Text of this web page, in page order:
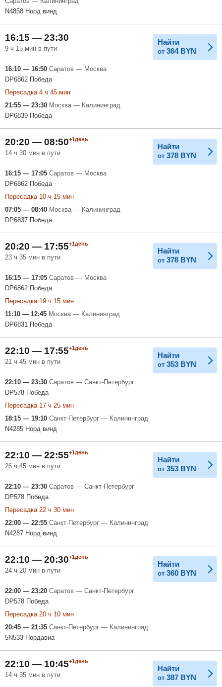
N4858 Норд винд
16:15 — 23:30
9 ч 15 мин в пути
Найти
от 364 BYN
16:10 — 16:50 Саратов — Москва
DP6862 Победа
Пересадка 4 ч 45 мин
21:55 — 23:30 Москва — Калининград
DP6839 Победа
20:20 — 08:50+1день
14 ч 30 мин в пути
Найти
от 378 BYN
16:15 — 17:05 Саратов — Москва
DP6862 Победа
Пересадка 10 ч 15 мин
07:05 — 08:40 Москва — Калининград
DP6837 Победа
20:20 — 17:55+1день
23 ч 35 мин в пути
Найти
от 378 BYN
16:15 — 17:05 Саратов — Москва
DP6862 Победа
Пересадка 19 ч 15 мин
11:10 — 12:45 Москва — Калининград
DP6831 Победа
22:10 — 17:55+1день
21 ч 45 мин в пути
Найти
от 353 BYN
22:10 — 23:30 Саратов — Санкт-Петербург
DP578 Победа
Пересадка 17 ч 25 мин
18:15 — 19:10 Санкт-Петербург — Калининград
N4285 Норд винд
22:10 — 22:55+1день
26 ч 45 мин в пути
Найти
от 353 BYN
22:10 — 23:30 Саратов — Санкт-Петербург
DP578 Победа
Пересадка 22 ч 30 мин
22:00 — 22:55 Санкт-Петербург — Калининград
N4287 Норд винд
22:10 — 20:30+1день
24 ч 20 мин в пути
Найти
от 360 BYN
22:00 — 23:20 Саратов — Санкт-Петербург
DP578 Победа
Пересадка 20 ч 10 мин
20:45 — 21:35 Санкт-Петербург — Калининград
5N533 Нордавиа
22:10 — 10:45+1день
14 ч 35 мин в пути
Найти
от 387 BYN